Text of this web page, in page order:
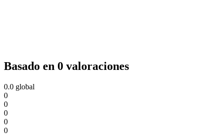
Basado en 0 valoraciones
0.0 global
0
0
0
0
0